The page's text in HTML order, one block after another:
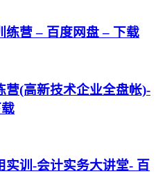
练营 – 百度网盘 – 下载
营(高新技术企业全盘帐)-
实训-会计实务大讲堂- 百